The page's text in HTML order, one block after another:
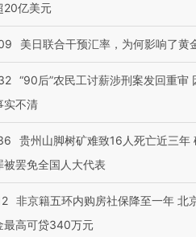
国走私7万
检体内含3种
度Z世代 用街头抗争将教
育部长拱下台
第四届链博
20亿美元
美日联合干预汇率，为何影响了黄
“90后”农民工讨薪涉刑案发回重审
实不清
贵州山脚树矿难致16人死亡近三年
被罢免全国人大代表
非京籍五环内购房社保降至一年 北
最高可贷340万元